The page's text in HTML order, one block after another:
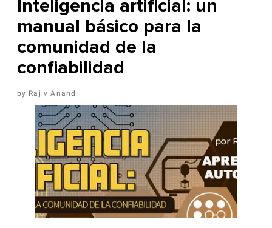
Inteligencia artificial: un
manual básico para la
comunidad de la
confiabilidad
Rajiv Anand